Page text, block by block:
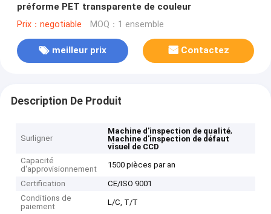
préforme PET transparente de couleur
Prix：negotiable MOQ：1 ensemble
meilleur prix Contactez
Description De Produit
Surligner
Machine d'inspection de qualité,
Machine d'inspection de défaut
visuel de CCD
Capacité
d'approvisionnement
1500 pièces par an
Certification
CE/ISO 9001
Conditions de
paiement
L/C, T/T